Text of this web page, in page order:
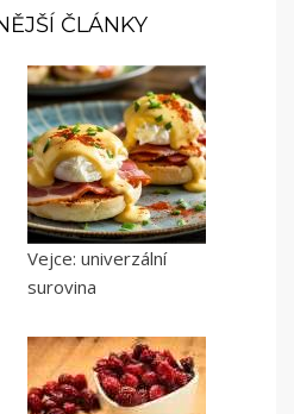
ČLÁNKY
Vejce: univerzální
surovina